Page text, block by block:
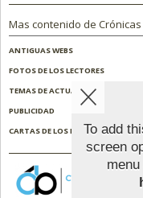
Mas contenido de
ANTIGUAS WEBS
FOTOS DE LOS LECTORES
TEMAS DE ACTUALIDAD
PUBLICIDAD
CARTAS DE LOS LECTORES
To add
screen
Aviso